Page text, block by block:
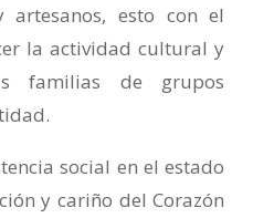
esto con el
la actividad cultural y
familias de grupos
social en el estado
y cariño del Corazón